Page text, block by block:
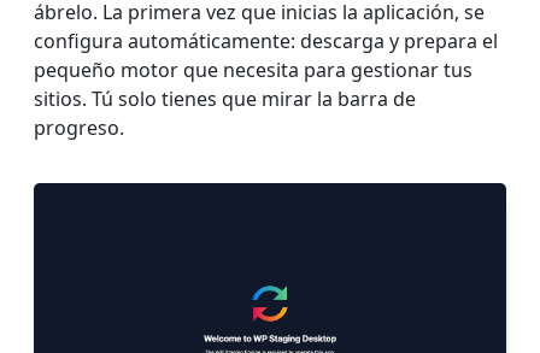
ábrelo. La primera vez que inicias la aplicación, se
configura automáticamente: descarga y prepara el
pequeño motor que necesita para gestionar tus
sitios. Tú solo tienes que mirar la barra de
progreso.